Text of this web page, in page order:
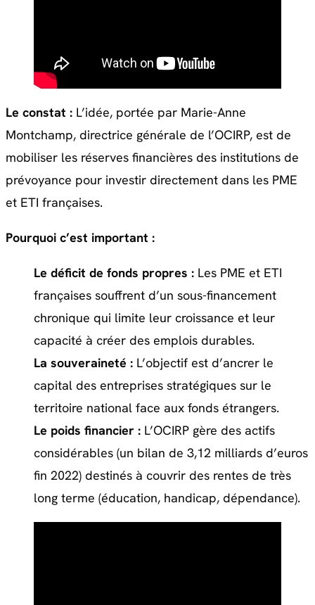
Le constat : L’idée, portée par Marie-Anne
Montchamp, directrice générale de l’OCIRP, est de
mobiliser les réserves financières des institutions de
prévoyance pour investir directement dans les PME
et ETI françaises.
Pourquoi c’est important :
Le déficit de fonds propres : Les PME et ETI
françaises souffrent d’un sous-financement
chronique qui limite leur croissance et leur
capacité à créer des emplois durables.
La souveraineté : L’objectif est d’ancrer le
capital des entreprises stratégiques sur le
territoire national face aux fonds étrangers.
Le poids financier : L’OCIRP gère des actifs
considérables (un bilan de 3,12 milliards d’euros
fin 2022) destinés à couvrir des rentes de très
long terme (éducation, handicap, dépendance).